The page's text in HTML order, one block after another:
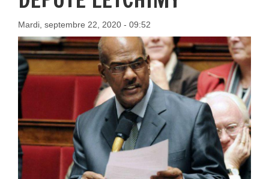
Mardi, septembre 22, 2020 - 09:52